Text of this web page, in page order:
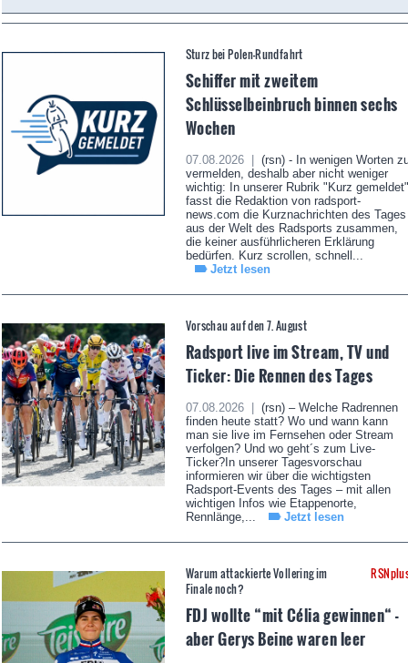
Sturz bei Polen-Rundfahrt
Schiffer mit zweitem
Schlüsselbeinbruch binnen sechs
Wochen
07.08.2026 |
(rsn) - In wenigen Worten
vermelden, deshalb aber nicht weniger
wichtig: In unserer Rubrik "Kurz gemeldet"
fasst die Redaktion von radsport-
news.com die Kurznachrichten des Tages
aus der Welt des Radsports zusammen,
die keiner ausführlicheren Erklärung
bedürfen. Kurz scrollen, schnell...
Jetzt lesen
Vorschau auf den 7. August
Radsport live im Stream, TV und
Ticker: Die Rennen des Tages
07.08.2026 |
(rsn) – Welche Radrennen
finden heute statt? Wo und wann kann
man sie live im Fernsehen oder Stream
verfolgen? Und wo geht´s zum Live-
Ticker?In unserer Tagesvorschau
informieren wir über die wichtigsten
Radsport-Events des Tages – mit allen
wichtigen Infos wie Etappenorte,
Rennlänge,...
Jetzt lesen
Warum attackierte Vollering im
Finale noch?
FDJ wollte “mit Célia gewinnen“ -
aber Gerys Beine waren leer